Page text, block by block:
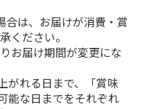
は、お届けが消費・賞
ください。
お届け期間が変更にな
がれる日まで、「賞味
能な日までをそれぞれ